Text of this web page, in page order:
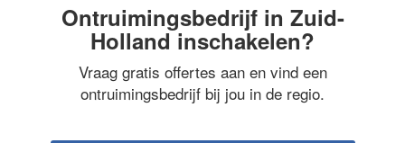
Ontruimingsbedrijf in Zuid-
Holland inschakelen?
Vraag gratis offertes aan en vind een
ontruimingsbedrijf bij jou in de regio.